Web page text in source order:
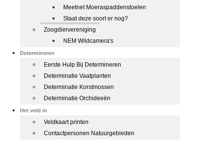
Meetnet Moeraspaddenstoelen
Staat deze soort er nog?
Zoogdiervereniging
NEM Wildcamera's
Determineren
Eerste Hulp Bij Determineren
Determinatie Vaatplanten
Determinatie Korstmossen
Determinatie Orchideeën
Het veld in
Veldkaart printen
Contactpersonen Natuurgebieden